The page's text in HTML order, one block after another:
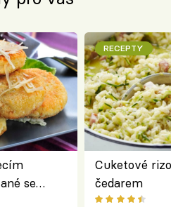
se
RECEPTY
Cuketové
čedarem